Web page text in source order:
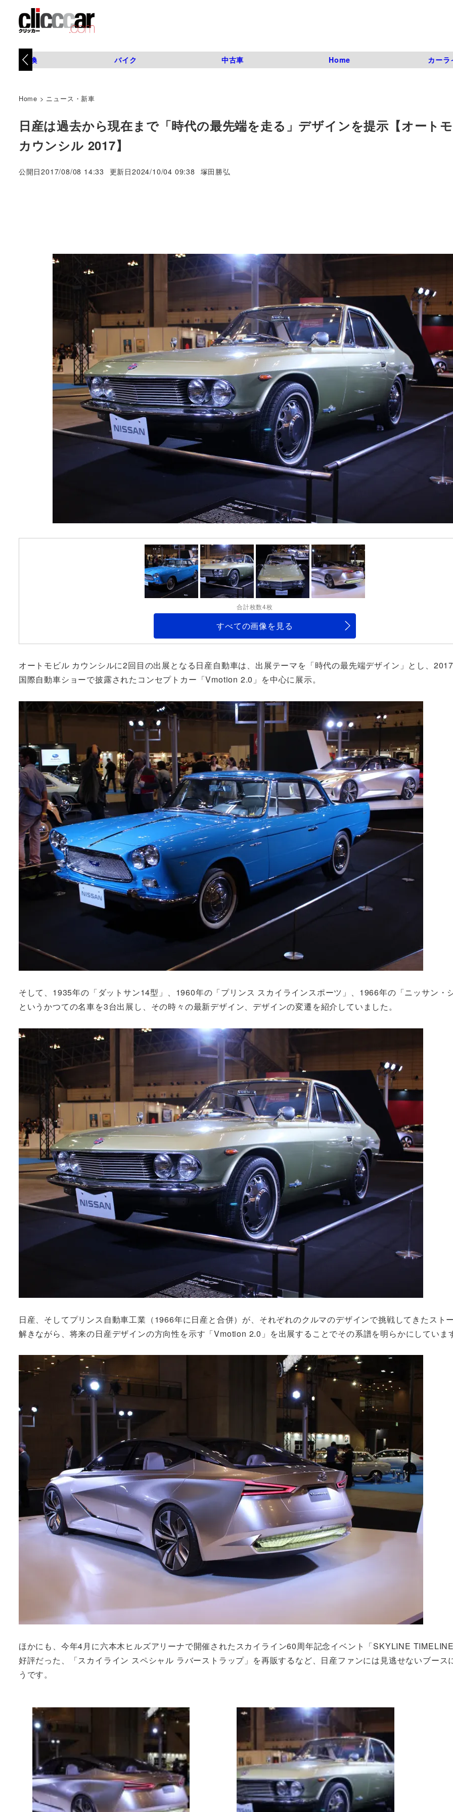
タイヤ交換 バイク 中古車 Home カーラ
Home > ニュース・新車
日産は過去から現在まで「時代の最先端を走る」デザインを提示【オート
カウンシル 2017】
公開日2017/08/08 14:33 更新日2024/10/04 09:38 著
塚田勝弘
合計枚数4枚
すべての画像を見る
オートモビル カウンシルに2回目の出展となる日産自動車は、出展テーマを「時代の最先端デザイン」とし、
国際自動車ショーで披露されたコンセプトカー「Vmotion 2.0」を中心に展示。
そして、1935年の「ダットサン14型」、1960年の「プリンス スカイラインスポーツ」、1966年の「ニッサン・
というかつての名車を3台出展し、その時々の最新デザイン、デザインの変遷を紹介していました。
日産、そしてプリンス自動車工業（1966年に日産と合併）が、それぞれのクルマのデザインで挑戦してきたスト
解きながら、将来の日産デザインの方向性を示す「Vmotion 2.0」を出展することでその系譜を明らかにしていま
ほかにも、今年4月に六本木ヒルズアリーナで開催されたスカイライン60周年記念イベント「SKYLINE
好評だった、「スカイライン スペシャル ラバーストラップ」を再販するなど、日産ファンには見逃せないブース
うです。